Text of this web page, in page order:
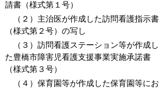
請書（様式第１号）
（２）主治医が作成した訪問看護指示書
（様式第２号）の写し
（３）訪問看護ステーション等が作成し
た豊橋市障害児看護支援事業実施承諾書
（様式第３号）
（４）保育園等が作成した保育園等にお